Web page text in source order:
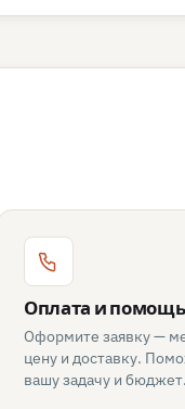
Оплата и помощь
Оформите заявку —
цену и доставку.
вашу задачу и бюджет.